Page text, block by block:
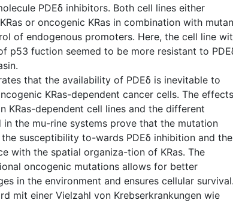
PDEδ inhibitors. Both cell lines either
or oncogenic KRas in combination with
of endogenous promoters. Here, the cell line
p53 fuction seemed to be more resistant to
that the availability of PDEδ is inevitable to
KRas-dependent cancer cells. The effects
KRas-dependent cell lines and the different
in the mu-rine systems prove that the mutation
susceptibility to-wards PDEδ inhibition and the
with the spatial organiza-tion of KRas. The
oncogenic mutations allows for better
in the environment and ensures cellular survival.
mit einer Vielzahl von Krebserkrankungen wie